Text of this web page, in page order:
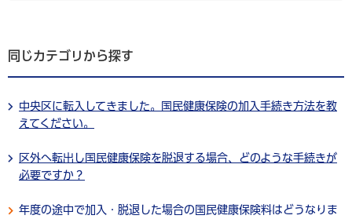
同じカテゴリから探す
中央区に転入してきました。国民健康保険の加入手続き方法を教
えてください。
区外へ転出し国民健康保険を脱退する場合、どのような手続きが
必要ですか？
年度の途中で加入・脱退した場合の国民健康保険料はどうなりま